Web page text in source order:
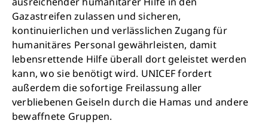
Gazastreifen zulassen und sicheren,
kontinuierlichen und verlässlichen Zugang für
humanitäres Personal gewährleisten, damit
lebensrettende Hilfe überall dort geleistet werden
kann, wo sie benötigt wird. UNICEF fordert
außerdem die sofortige Freilassung aller
verbliebenen Geiseln durch die Hamas und andere
bewaffnete Gruppen.